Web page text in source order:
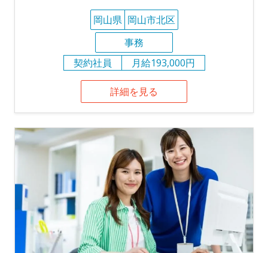
岡山県 岡山市北区
事務
契約社員
月給193,000円
詳細を見る